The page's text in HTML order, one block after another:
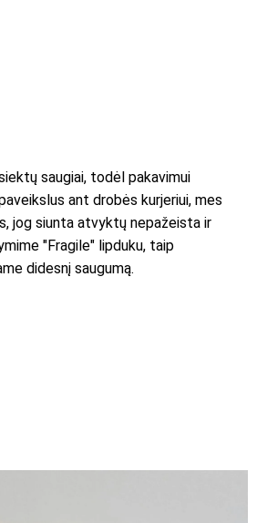
saugiai, todėl pakavimui
ant drobės kurjeriui, mes
jog siunta atvyktų nepažeista ir
"Fragile" lipduku, taip
didesnį saugumą.